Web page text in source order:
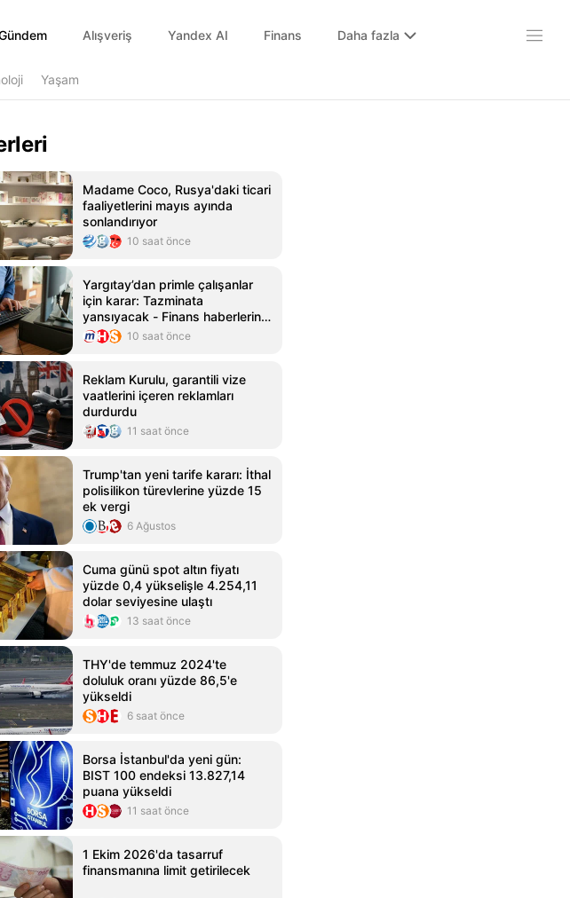
Alışveriş Yandex AI Finans Daha fazla
Yaşam
Madame Coco, Rusya'daki ticari
faaliyetlerini mayıs ayında
sonlandırıyor
10 saat önce
Yargıtay’dan primle çalışanlar
için karar: Tazminata
yansıyacak - Finans haberlerinin
doğru adresi - Mynet Finans
Haber
10 saat önce
Reklam Kurulu, garantili vize
vaatlerini içeren reklamları
durdurdu
11 saat önce
Trump'tan yeni tarife kararı: İthal
polisilikon türevlerine yüzde 15
ek vergi
6 Ağustos
Cuma günü spot altın fiyatı
yüzde 0,4 yükselişle 4.254,11
dolar seviyesine ulaştı
13 saat önce
THY'de temmuz 2024'te
doluluk oranı yüzde 86,5'e
yükseldi
6 saat önce
Borsa İstanbul'da yeni gün:
BIST 100 endeksi 13.827,14
puana yükseldi
11 saat önce
1 Ekim 2026'da tasarruf
finansmanına limit getirilecek